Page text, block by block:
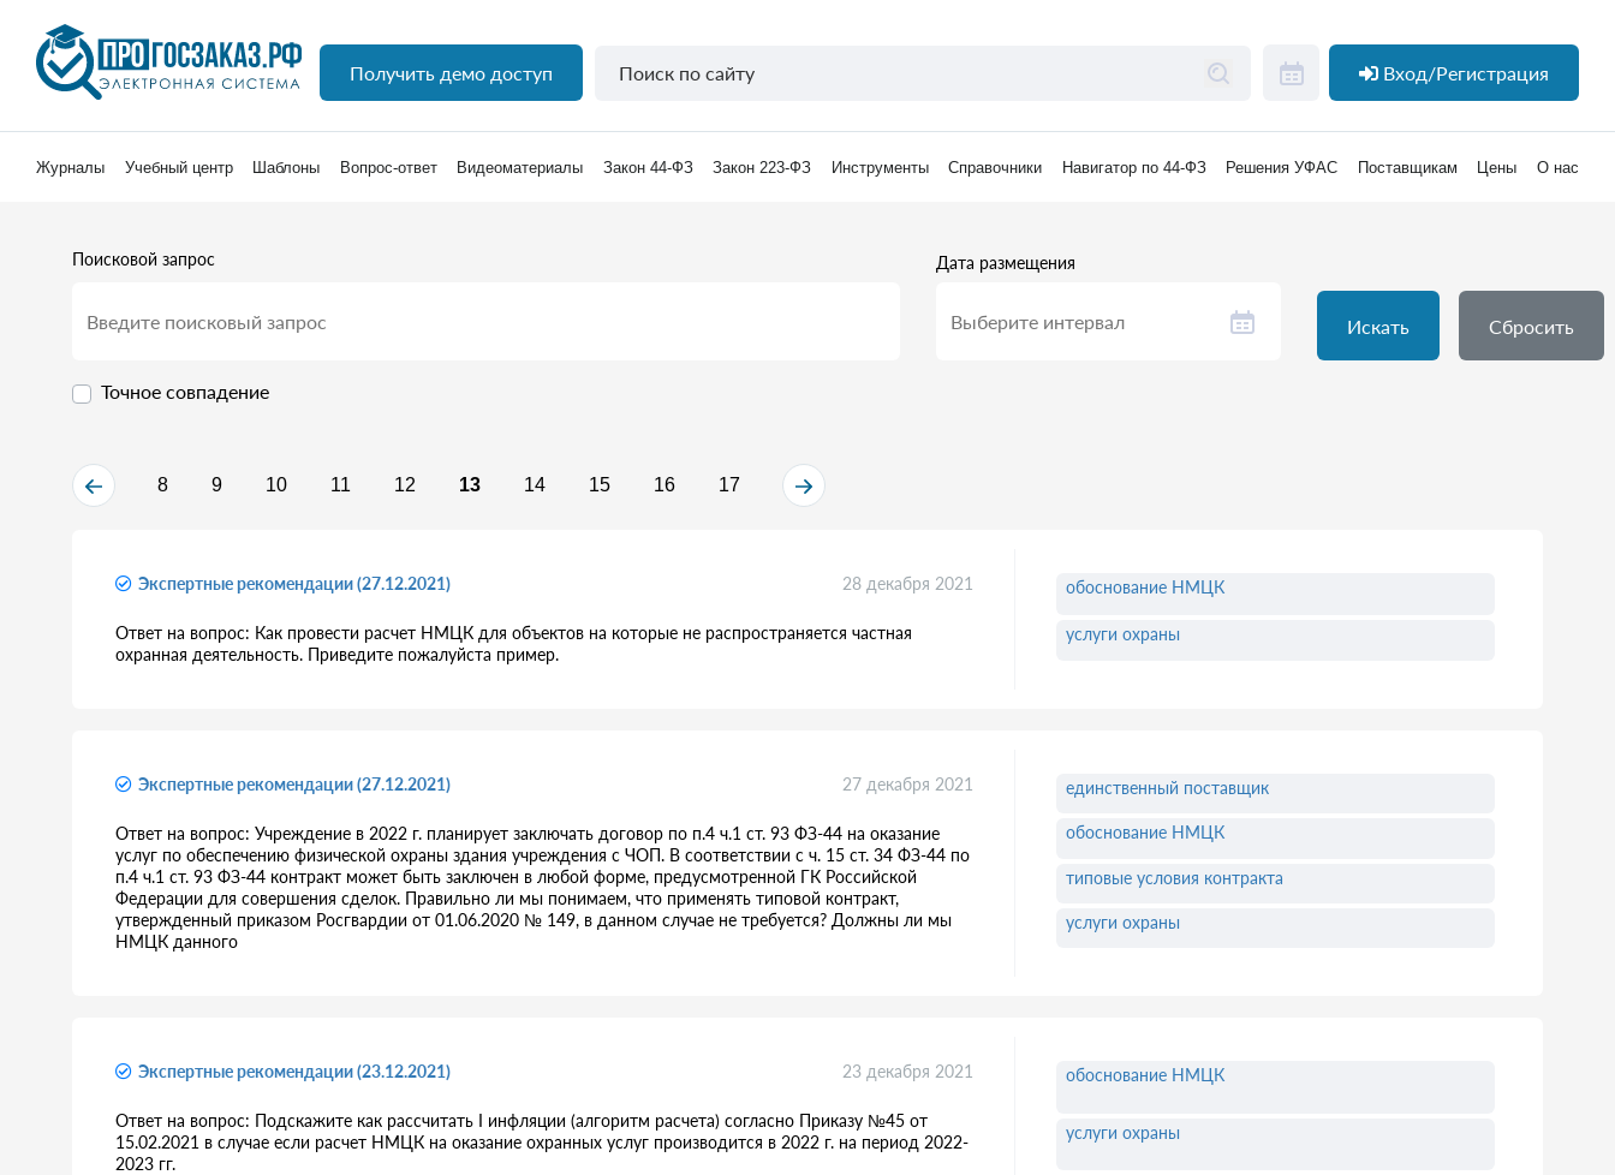
Получить демо доступ Вход/Регистрация
Журналы Учебный центр Шаблоны Вопрос-ответ Видеоматериалы Закон 44-ФЗ Закон 223-ФЗ Инструменты Справочники Навигатор по 44-ФЗ Решения УФАС Поставщикам Цены О нас
Поисковой запрос
Точное совпадение
Дата размещения
Искать Сбросить
8 9 10 11 12 13 14 15 16 17
Экспертные рекомендации (27.12.2021) 28 декабря 2021
Ответ на вопрос: Как провести расчет НМЦК для объектов на которые не распространяется частная
охранная деятельность. Приведите пожалуйста пример.
обоснование НМЦК
услуги охраны
Экспертные рекомендации (27.12.2021) 27 декабря 2021
Ответ на вопрос: Учреждение в 2022 г. планирует заключать договор по п.4 ч.1 ст. 93 ФЗ-44 на оказание
услуг по обеспечению физической охраны здания учреждения с ЧОП. В соответствии с ч. 15 ст. 34 ФЗ-44 по
п.4 ч.1 ст. 93 ФЗ-44 контракт может быть заключен в любой форме, предусмотренной ГК Российской
Федерации для совершения сделок. Правильно ли мы понимаем, что применять типовой контракт,
утвержденный приказом Росгвардии от 01.06.2020 № 149, в данном случае не требуется? Должны ли мы
НМЦК данного
единственный поставщик
обоснование НМЦК
типовые условия контракта
услуги охраны
Экспертные рекомендации (23.12.2021) 23 декабря 2021
Ответ на вопрос: Подскажите как рассчитать I инфляции (алгоритм расчета) согласно Приказу №45 от
15.02.2021 в случае если расчет НМЦК на оказание охранных услуг производится в 2022 г. на период 2022-
2023 гг.
обоснование НМЦК
услуги охраны